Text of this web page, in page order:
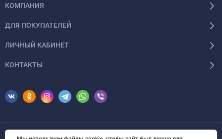
КОМПАНИЯ
ДЛЯ ПОКУПАТЕЛЕЙ
ЛИЧНЫЙ КАБИНЕТ
КОНТАКТЫ